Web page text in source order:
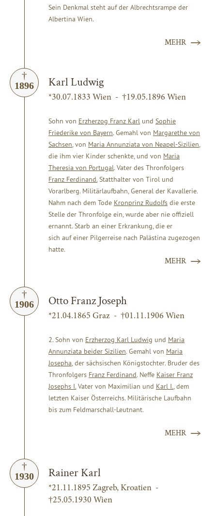
Sein Denkmal steht auf der Albrechtsrampe der
Albertina Wien.
MEHR
1896 Karl Ludwig
*30.07.1833 Wien - †19.05.1896 Wien
Sohn von Erzherzog Franz Karl und Sophie
Friederike von Bayern. Gemahl von Margarethe von
Sachsen , von Maria Annunziata von Neapel-Sizilien
die ihm vier Kinder schenkte, und von Maria
Theresia von Portugal. Vater des Thronfolgers
Franz Ferdinand. Statthalter von Tirol und
Vorarlberg. Militärlaufbahn, General der Kavallerie.
Nahm nach dem Tode Kronprinz Rudolfs die erste
Stelle der Thronfolge ein, wurde aber nie offiziell
ernannt. Starb an einer Erkrankung, die er
sich auf einer Pilgerreise nach Palästina zugezogen
hatte.
MEHR
1906 Otto Franz Joseph
*21.04.1865 Graz - †01.11.1906 Wien
2. Sohn von Erzherzog Karl Ludwig und Maria
Annunziata beider Sizilien. Gemahl von Maria
Josepha , der sächsischen Königstochter. Bruder des
Thronfolgers Franz Ferdinand. Neffe Kaiser Franz
Josephs I. Vater von Maximilian und Karl I. , dem
letzten Kaiser Österreichs. Militärische Laufbahn
bis zum Feldmarschall-Leutnant.
MEHR
1930 Rainer Karl
*21.11.1895 Zagreb, Kroatien -
†25.05.1930 Wien